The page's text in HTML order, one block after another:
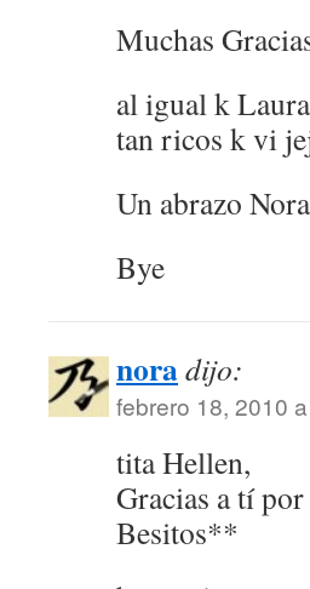
Muchas
al igual k
tan ricos k vi
Un abrazo
Bye
noradijo:
febrero 18, 2010
tita Hellen,
Gracias a tí
Besitos**